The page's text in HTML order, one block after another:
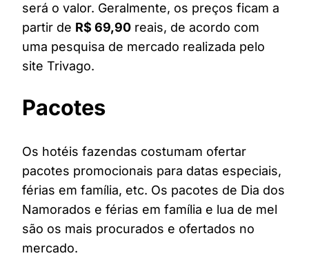
será o valor. Geralmente, os preços ficam a
partir de R$ 69,90 reais, de acordo com
uma pesquisa de mercado realizada pelo
site Trivago.
Pacotes
Os hotéis fazendas costumam ofertar
pacotes promocionais para datas especiais,
férias em família, etc. Os pacotes de Dia dos
Namorados e férias em família e lua de mel
são os mais procurados e ofertados no
mercado.